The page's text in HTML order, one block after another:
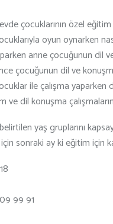
çocuklarının özel
oyun oynarken
anne çocuğunun dil
çocuğunun dil ve
ile çalışma
ve dil konuşma
yaş gruplarını
sonraki ay ki eğitim için
99 91